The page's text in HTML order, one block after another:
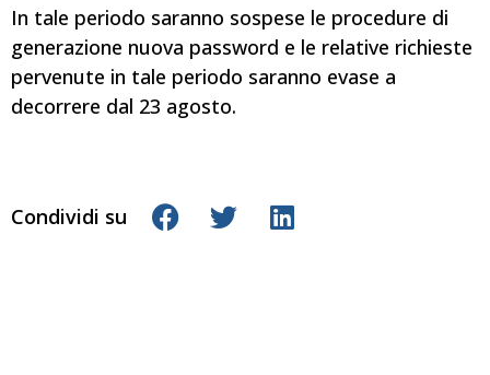
In tale periodo saranno sospese le procedure di
generazione nuova password e le relative richieste
pervenute in tale periodo saranno evase a
decorrere dal 23 agosto.
Condividi su